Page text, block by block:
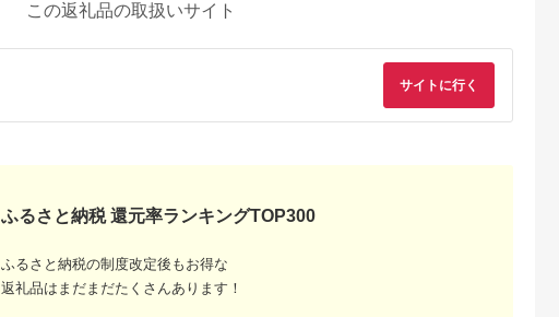
この返礼品の取扱いサイト
サイトに行く
ふるさと納税 還元率ランキングTOP300
ふるさと納税の制度改定後もお得な
返礼品はまだまだたくさんあります！